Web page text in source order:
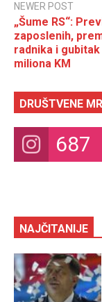
NEWER POST
„Šume RS“:
zaposlenih,
radnika i gubitak
miliona KM
DRUŠTVENE
687
NAJČITANIJE